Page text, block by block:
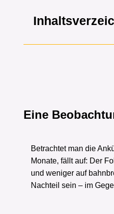
Eine
Betrachtet man die
Monate, fällt auf: Der
und weniger auf
Nachteil sein – im